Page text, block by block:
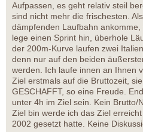
Aufpassen, es geht relativ steil
sind nicht mehr die frischesten.
dämpfenden Laufbahn
lege einen Sprint hin, überhole
der 200m-Kurve laufen zwei
denn nur auf den beiden
werden. Ich laufe innen an Ihnen
Ziel erstmals auf die Bruttozeit,
GESCHAFFT, so eine Freude.
unter 4h im Ziel sein. Kein Brutto/
Ziel bin werde ich das Ziel
2002 gesetzt hatte. Keine